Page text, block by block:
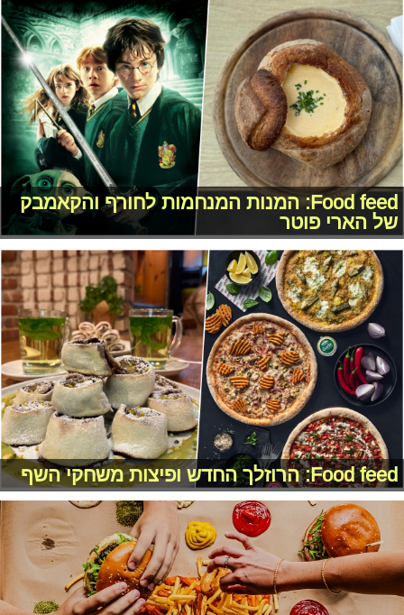
Food feed: המנות המנחמות לחורף והקאמבק
של הארי פוטר
Food feed: הרוזלך החדש ופיצות משחקי השף